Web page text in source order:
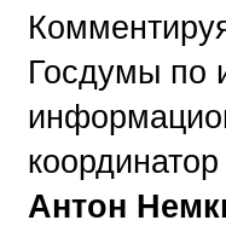
Госдумы по
Антон